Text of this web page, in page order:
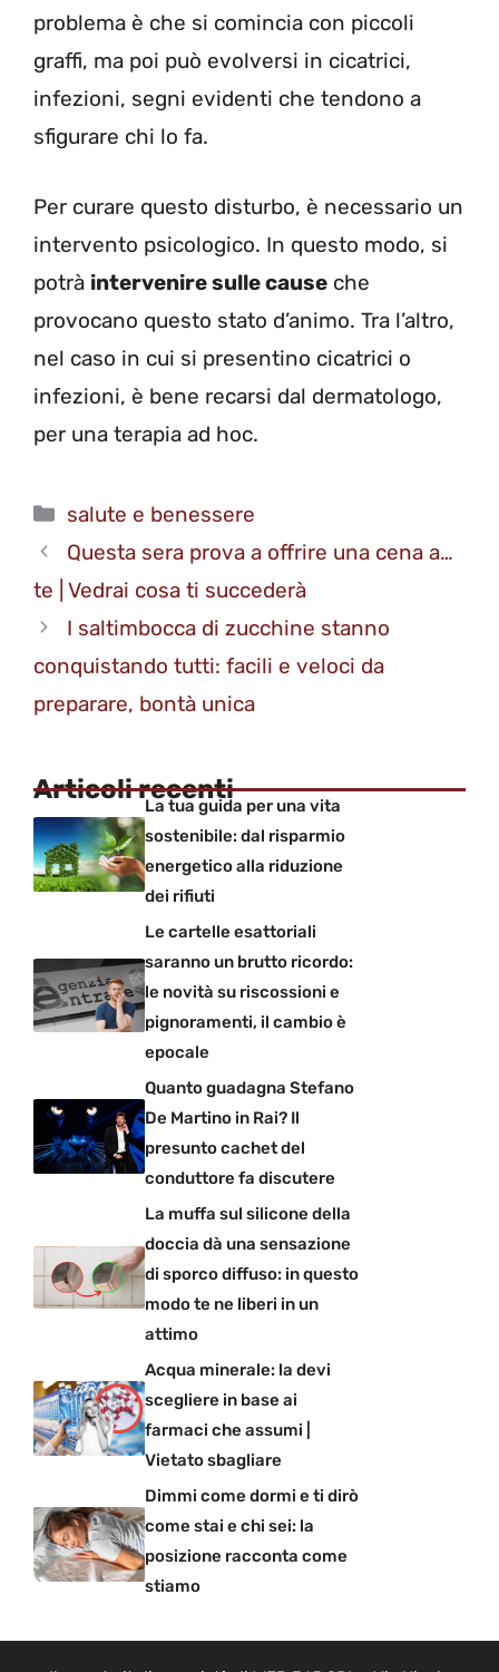
problema è che si comincia con piccoli
graffi, ma poi può evolversi in cicatrici,
infezioni, segni evidenti che tendono a
sfigurare chi lo fa.
Per curare questo disturbo, è necessario un
intervento psicologico. In questo modo, si
potrà intervenire sulle cause che
provocano questo stato d’animo. Tra l’altro,
nel caso in cui si presentino cicatrici o
infezioni, è bene recarsi dal dermatologo,
per una terapia ad hoc.
Categorie
salute e benessere
Questa sera prova a offrire una cena a…
te | Vedrai cosa ti succederà
I saltimbocca di zucchine stanno
conquistando tutti: facili e veloci da
preparare, bontà unica
Articoli recenti
La tua guida per una vita
sostenibile: dal risparmio
energetico alla riduzione
dei rifiuti
Le cartelle esattoriali
saranno un brutto ricordo:
le novità su riscossioni e
pignoramenti, il cambio è
epocale
Quanto guadagna Stefano
De Martino in Rai? Il
presunto cachet del
conduttore fa discutere
La muffa sul silicone della
doccia dà una sensazione
di sporco diffuso: in questo
modo te ne liberi in un
attimo
Acqua minerale: la devi
scegliere in base ai
farmaci che assumi |
Vietato sbagliare
Dimmi come dormi e ti dirò
come stai e chi sei: la
posizione racconta come
stiamo